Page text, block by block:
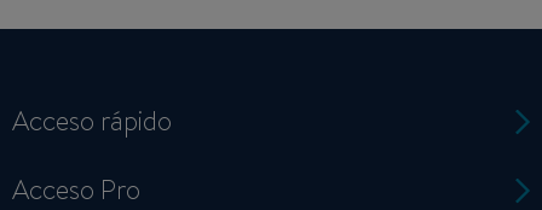
Acceso rápido
Acceso Pro